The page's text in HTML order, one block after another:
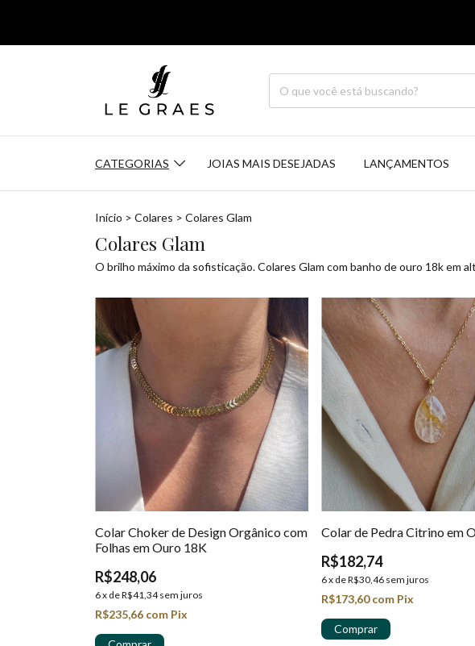
CATEGORIAS JOIAS MAIS DESEJADAS LANÇAMENTOS
Início > Colares > Colares Glam
Colares Glam
O brilho máximo da sofisticação. Colares Glam com banho de ouro 18k em
Colar Choker de Design Orgânico com
Folhas em Ouro 18K
R$248,06
6x deR$41,34 sem juros
R$235,66 com Pix
Colar de Pedra Citrino em
R$182,74
6x deR$30,46 sem juros
R$173,60com Pix